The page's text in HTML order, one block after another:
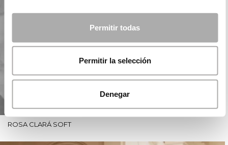
Permitir todas
Permitir la selección
Denegar
ROSA CLARÁ SOFT